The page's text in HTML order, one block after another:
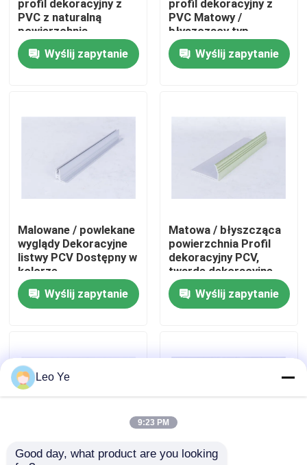
Do domu
O nas
Wycieczka po fabryce
Kontrola jakości
Nowości
Profile wytłaczane z PVC
profil dekoracyjny z
PVC z naturalną
powierzchnią
transferu na gorąco
Wyślij zapytanie
profil dekoracyjny z
PVC Matowy /
błyszczący typ
powierzchni
Opcjonalnie
Wyślij zapytanie
Malowane / powlekane
wyglądy Dekoracyjne
listwy PCV Dostępny w
kolorze
niestandardowym
Wyślij zapytanie
Matowa / błyszcząca
powierzchnia Profil
dekoracyjny PCV,
twarde dekoracyjne
formowanie PCV
Wyślij zapytanie
Leo Ye
9:23 PM
Good day, what product are you looking